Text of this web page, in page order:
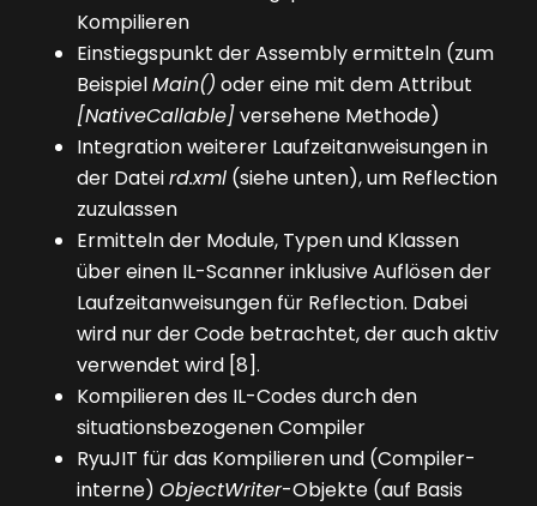
Kompilieren
Einstiegspunkt der Assembly ermitteln (zum
BeispielMain() oder eine mit dem Attribut
[NativeCallable]versehene Methode)
Integration weiterer Laufzeitanweisungen in
der Dateird.xml (siehe unten), um Reflection
zuzulassen
Ermitteln der Module, Typen und Klassen
über einen IL-Scanner inklusive Auflösen der
Laufzeitanweisungen für Reflection. Dabei
wird nur der Code betrachtet, der auch aktiv
verwendet wird [8].
Kompilieren des IL-Codes durch den
situationsbezogenen Compiler
RyuJIT für das Kompilieren und (Compiler-
interne) ObjectWriter-Objekte (auf Basis